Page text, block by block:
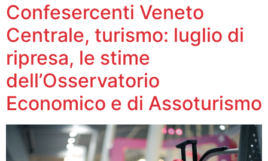
Confesercenti Veneto
Centrale, turismo: luglio di
ripresa, le stime
dell’Osservatorio
Economico e di Assoturismo